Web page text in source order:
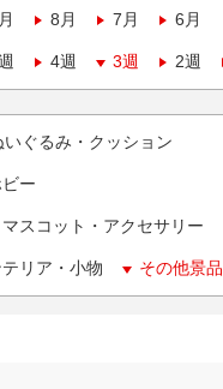
8月 7月 6月
4週 3週 2週
いぐるみ・クッション
ー
スコット・アクセサリー
リア・小物 その他景品